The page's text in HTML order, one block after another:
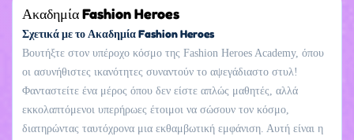
Ακαδημία Fashion Heroes
Σχετικά με το Ακαδημία Fashion Heroes
Βουτήξτε στον υπέροχο κόσμο της Fashion Heroes Academy, όπου
οι ασυνήθιστες ικανότητες συναντούν το αψεγάδιαστο στυλ!
Φανταστείτε ένα μέρος όπου δεν είστε απλώς μαθητές, αλλά
εκκολαπτόμενοι υπερήρωες έτοιμοι να σώσουν τον κόσμο,
διατηρώντας ταυτόχρονα μια εκθαμβωτική εμφάνιση. Αυτή είναι η